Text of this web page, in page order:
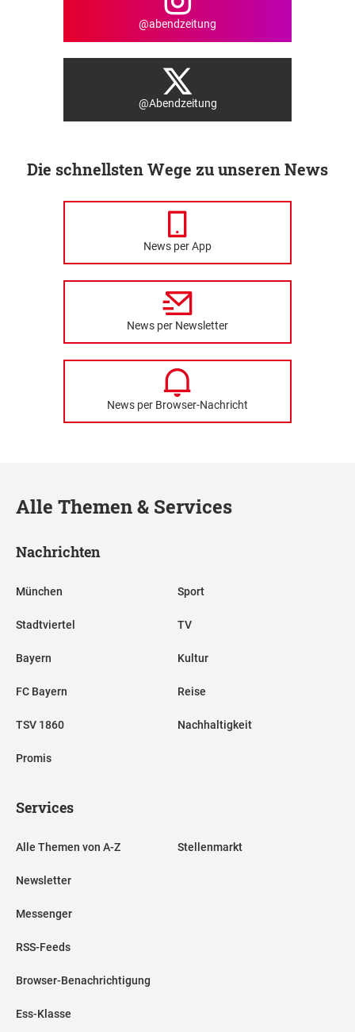
@abendzeitung
@Abendzeitung
Die schnellsten Wege zu unseren News
News per App
News per Newsletter
News per Browser-Nachricht
Alle Themen & Services
Nachrichten
München
Stadtviertel
Bayern
FC Bayern
TSV 1860
Promis
Sport
TV
Kultur
Reise
Nachhaltigkeit
Services
Alle Themen von A-Z
Newsletter
Messenger
RSS-Feeds
Browser-Benachrichtigung
Ess-Klasse
Stellenmarkt